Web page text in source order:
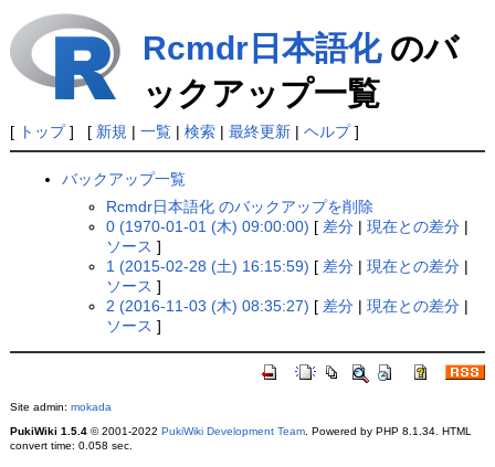
Rcmdr日本語化のバ
ックアップ一覧
[ トップ] [ 新規 | 一覧| 検索| 最終更新| ヘルプ]
バックアップ一覧
Rcmdr日本語化 のバックアップを削除
0 (1970-01-01 (木) 09:00:00) [ 差分 |現在との差分 |
ソース ]
1 (2015-02-28 (土) 16:15:59) [ 差分 |現在との差分 |
ソース ]
2 (2016-11-03 (木) 08:35:27) [ 差分 |現在との差分 |
ソース ]
Site admin: mokada
PukiWiki 1.5.4© 2001-2022 PukiWiki Development Team. Powered by PHP 8.1.34. HTML
convert time: 0.058 sec.